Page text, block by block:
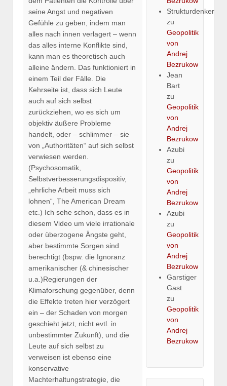
seine Angst und negativen
Gefühle zu geben, indem man
alles nach innen verlagert – wenn
das alles interne Konflikte sind,
kann man es theoretisch auch
alleine ändern. Das funktioniert in
einem Teil der Fälle. Die
Kehrseite ist, dass sich Leute
auch auf sich selbst
zurückziehen, wo es sich um
objektiv äußere Probleme
handelt, oder – schlimmer – sie
von „Authoritäten“ auf sich selbst
verwiesen werden.
(Psychosomatik,
Selbstverbesserungsdispositiv,
„ehrliche Arbeit muss sich
lohnen“, The American Dream
etc.) Ich sehe schon, dass es in
diesem Video um viele irrationale
oder überzogene Ängste geht,
aber bestimmte Sorgen sind
berechtigt (bspw. die Ignoranz
amerikanischer (& chinesischer
u.a.)Regierungen der
Klimaforschung gegenüber, denn
die Effekte treten hier verzögert
ein – der Schaden von morgen
geschieht jetzt, nicht evtl. in
unbestimmter Zukunft), und die
Leute auf sich selbst zu
verweisen ist ebenso eine
konservative
Machterhaltungstrategie, die
Strukturdenker
zu
Geopolitik
von
Andrej
Bezrukow
Jean
Bart
zu
Geopolitik
von
Andrej
Bezrukow
Azubi
zu
Geopolitik
von
Andrej
Bezrukow
Azubi
zu
Geopolitik
von
Andrej
Bezrukow
Garstiger
Gast
zu
Geopolitik
von
Andrej
Bezrukow